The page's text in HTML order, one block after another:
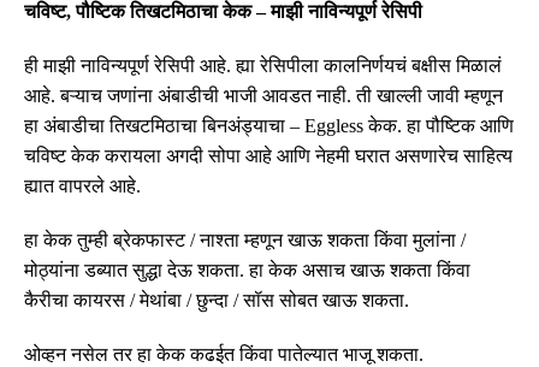
चविष्ट,पौष्टिक तिखटमिठाचा केक–माझी नाविन्यपूर्ण रेसिपी
ही माझी नाविन्यपूर्ण रेसिपी आहे.ह्या रेसिपीला कालनिर्णयचं बक्षीस मिळालं
आहे.बऱ्याच जणांना अंबाडीची भाजी आवडत नाही.ती खाल्ली जावी म्हणून
हा अंबाडीचा तिखटमिठाचाबिनअंड्याचा – Eggless केक.हा पौष्टिक आणि
चविष्ट केक करायला अगदी सोपा आहे आणि नेहमी घरात असणारेच साहित्य
ह्यात वापरले आहे.
हा केक तुम्ही ब्रेकफास्ट/नाश्ता म्हणून खाऊ शकता किंवा मुलांना /
मोठ्यांना डब्यात सुद्धा देऊ शकता.हा केक असाच खाऊ शकता किंवा
कैरीचा कायरस /मेथांबा /छुन्दा /सॉस सोबत खाऊ शकता.
ओव्हन नसेल तर हा केक कढईत किंवा पातेल्यात भाजू शकता.